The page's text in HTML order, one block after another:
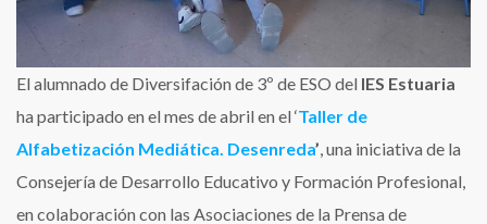
El alumnado de Diversifación de 3º de ESO del IES Estuaria
ha participado en el mes de abril en el ‘Taller de
Alfabetización Mediática. Desenreda’ , una iniciativa de la
Consejería de Desarrollo Educativo y Formación Profesional,
en colaboración con las Asociaciones de la Prensa de